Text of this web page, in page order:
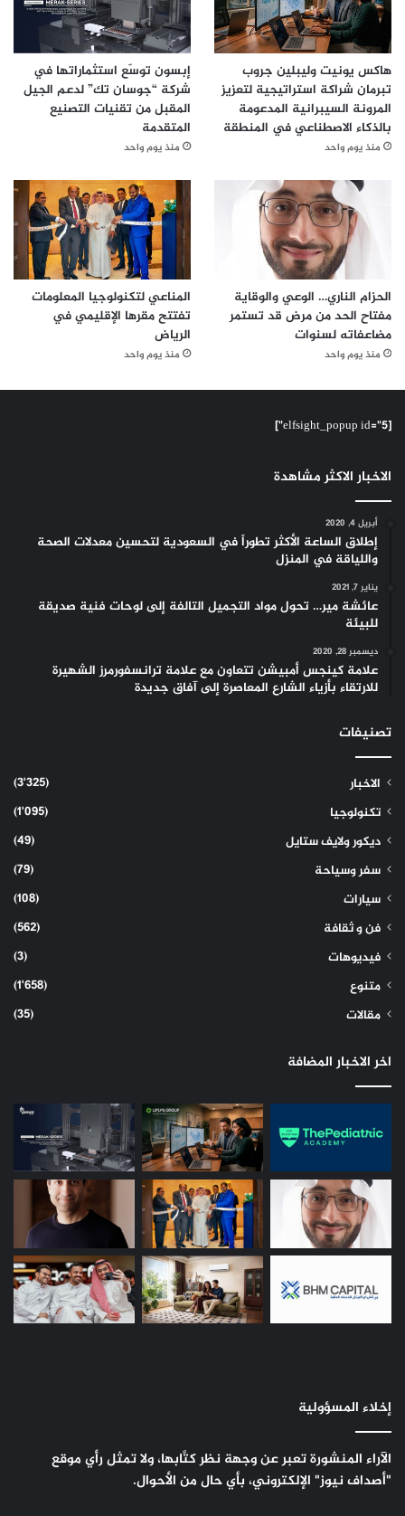
هاكس يونيت وليبلين جروب
تبرمان شراكة استراتيجية لتعزيز
المرونة السيبرانية المدعومة
بالذكاء الاصطناعي في المنطقة
منذ يوم واحد
إبسون توسّع استثماراتها في
شركة “جوسان تك” لدعم الجيل
المقبل من تقنيات التصنيع
المتقدمة
منذ يوم واحد
الحزام الناري… الوعي والوقاية
مفتاح الحد من مرض قد تستمر
مضاعفاته لسنوات
منذ يوم واحد
المناعي لتكنولوجيا المعلومات
تفتتح مقرها الإقليمي في
الرياض
منذ يوم واحد
[elfsight_popup id="5"]
الاخبار الاكثر مشاهدة
أبريل 4, 2020
إطلاق الساعة الأكثر تطوراً في السعودية لتحسين معدلات الصحة
واللياقة في المنزل
يناير 7, 2021
عائشة مير… تحول مواد التجميل التالفة إلى لوحات فنية صديقة
للبيئة
ديسمبر 28, 2020
علامة كينجس أمبيشن تتعاون مع علامة ترانسفورمرز الشهيرة
للارتقاء بأزياء الشارع المعاصرة إلى آفاق جديدة
تصنيفات
الاخبار
(3٬325)
تكنولوجيا
(1٬095)
ديكور ولايف ستايل
(49)
سفر وسياحة
(79)
سيارات
(108)
فن و ثقافة
(562)
فيديوهات
(3)
متنوع
(1٬658)
مقالات
(35)
اخر الاخبار المضافة
إخلاء المسؤولية
الآراء المنشورة تعبر عن وجهة نظر كتَّابها، ولا تمثل رأي موقع
"أصداف نيوز" الإلكتروني، بأي حال من الأحوال.